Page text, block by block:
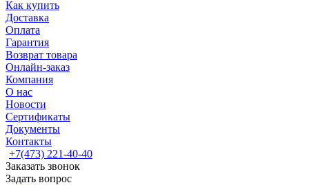
Как купить
Доставка
Оплата
Гарантия
Возврат товара
Онлайн-заказ
Компания
О нас
Новости
Сертификаты
Документы
Контакты
+7(473) 221-40-40
Заказать звонок
Задать вопрос